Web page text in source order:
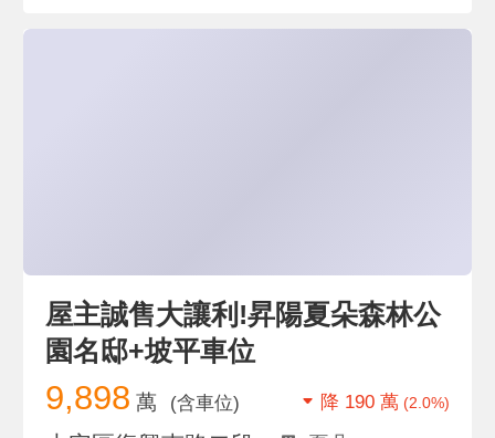
屋主誠售大讓利!昇陽夏朵森林公
園名邸+坡平車位
9,898 萬 (含車位) 降 190 萬 (2.0%)